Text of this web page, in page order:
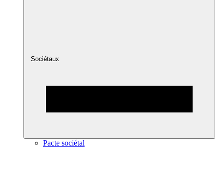
Sociétaux
Pacte sociétal